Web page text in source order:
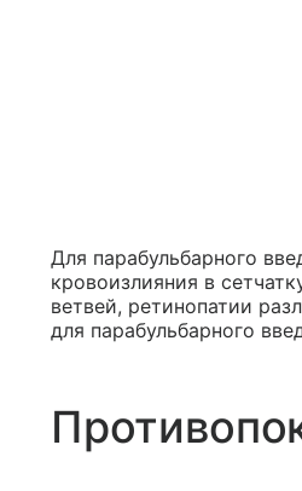
Для парабульбарного
кровоизлияния в
ветвей, ретинопатии
для парабульбарного